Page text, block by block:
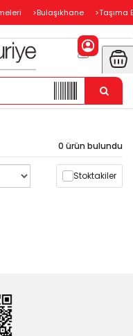
>Bulaşıkhane >Taşıma
0 ürün bulundu
Stoktakiler